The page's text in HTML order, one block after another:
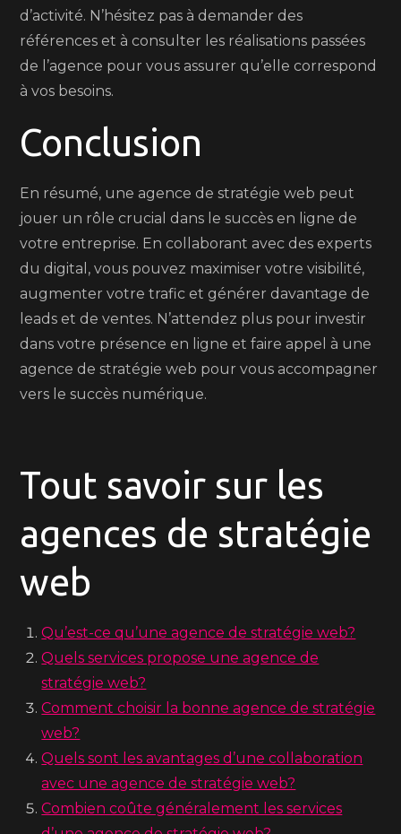
d’activité. N’hésitez pas à demander des
références et à consulter les réalisations passées
de l’agence pour vous assurer qu’elle correspond
à vos besoins.
Conclusion
En résumé, une agence de stratégie web peut
jouer un rôle crucial dans le succès en ligne de
votre entreprise. En collaborant avec des experts
du digital, vous pouvez maximiser votre visibilité,
augmenter votre trafic et générer davantage de
leads et de ventes. N’attendez plus pour investir
dans votre présence en ligne et faire appel à une
agence de stratégie web pour vous accompagner
vers le succès numérique.
Tout savoir sur les
agences de stratégie
web
Qu’est-ce qu’une agence de stratégie web?
Quels services propose une agence de
stratégie web?
Comment choisir la bonne agence de stratégie
web?
Quels sont les avantages d’une collaboration
avec une agence de stratégie web?
Combien coûte généralement les services